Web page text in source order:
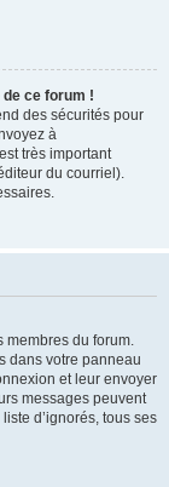
de ce forum !
des sécurités pour
à
très important
du courriel).
membres du forum.
dans votre panneau
et leur envoyer
messages peuvent
d’ignorés, tous ses